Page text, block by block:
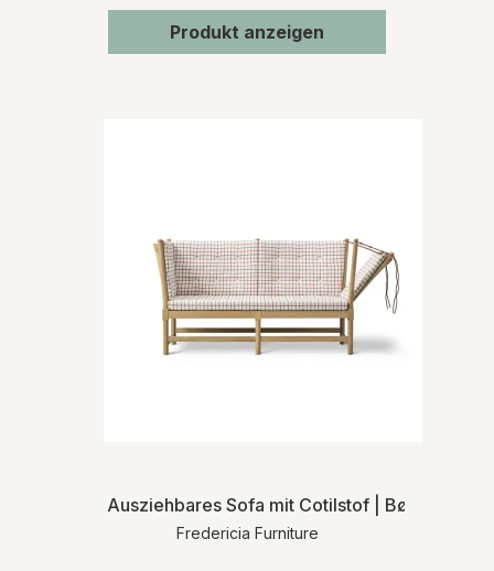
Produkt anzeigen
Ausziehbares Sofa mit Cotilstof | Børge
Fredericia Furniture